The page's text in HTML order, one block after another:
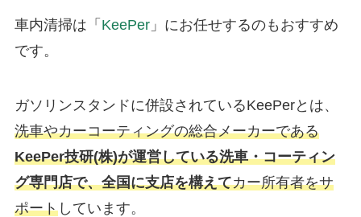
車内清掃は「 KeePer」にお任せするのもおすすめ
です。
ガソリンスタンドに併設されているKeePerとは、
洗車やカーコーティングの総合メーカーである
KeePer技研(株)が運営している洗車・コーティン
グ専門店で、全国に支店を構えてカー所有者をサ
ポートしています。